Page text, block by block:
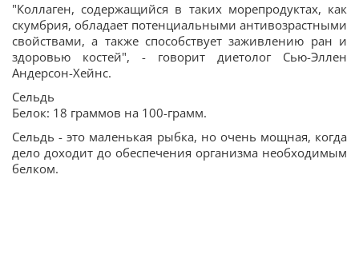
"Коллаген, содержащийся в таких морепродуктах, как
скумбрия, обладает потенциальными антивозрастными
свойствами, а также способствует заживлению ран и
здоровью костей", - говорит диетолог Сью-Эллен
Андерсон-Хейнс.
Сельдь
Белок: 18 граммов на 100-грамм.
Сельдь - это маленькая рыбка, но очень мощная, когда
дело доходит до обеспечения организма необходимым
белком.